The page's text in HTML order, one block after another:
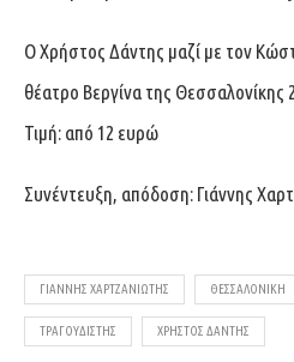
Ο Χρήστος Δάντης μαζί με τον
θέατρο Βεργίνα της Θεσσαλονίκης
Τιμή: από 12 ευρώ
Συνέντευξη, απόδοση: Γιάννης
ΓΙΆΝΝΗΣ ΧΑΡΤΖΑΝΙΏΤΗΣ ΘΕΣΣΑΛΟΝΊΚΗ
ΤΡΑΓΟΥΔΙΣΤΉΣ ΧΡΉΣΤΟΣ ΔΆΝΤΗΣ